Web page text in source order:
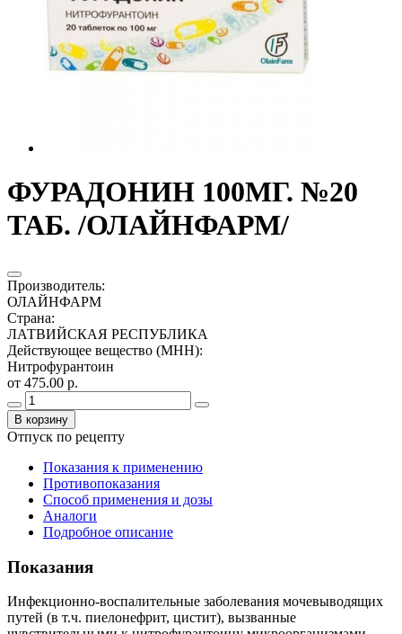
ФУРАДОНИН 100МГ. №20
ТАБ. /ОЛАЙНФАРМ/
Производитель:
ОЛАЙНФАРМ
Страна:
ЛАТВИЙСКАЯ РЕСПУБЛИКА
Действующее вещество (МНН):
Нитрофурантоин
от 475.00 р.
В корзину
Отпуск по рецепту
Показания к применению
Противопоказания
Способ применения и дозы
Аналоги
Подробное описание
Показания
Инфекционно-воспалительные заболевания мочевыводящих
путей (в т.ч. пиелонефрит, цистит), вызванные